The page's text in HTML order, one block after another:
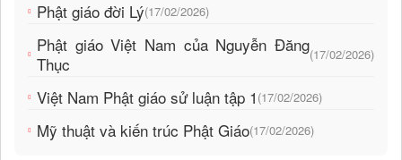
Phật giáo đời Lý(17/02/2026)
Phật giáo Việt Nam của Nguyễn Đăng
Thục
(17/02/2026)
Việt Nam Phật giáo sử luận tập 1 (17/02/2026)
Mỹ thuật và kiến trúc Phật Giáo(17/02/2026)